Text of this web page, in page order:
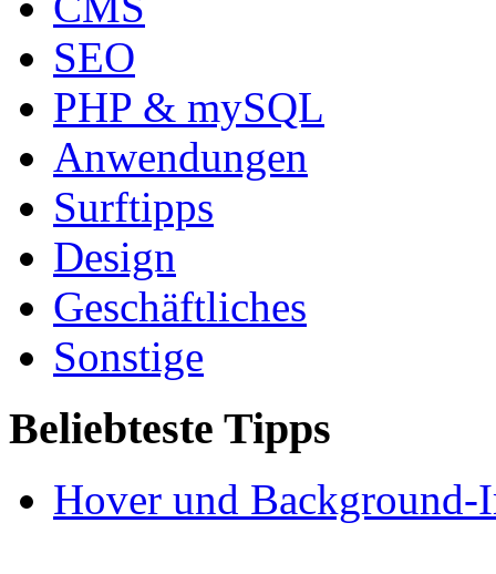
SEO
PHP & mySQL
Anwendungen
Surftipps
Design
Geschäftliches
Sonstige
Beliebteste Tipps
Hover und Background-